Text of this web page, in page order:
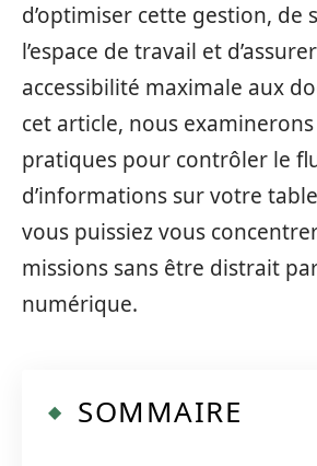
d’optimiser cette gestion, de
l’espace de travail et
accessibilité maximale aux
cet article, nous
pratiques pour contrôler le
d’informations sur votre
vous puissiez vous
missions sans être distrait
numérique.
SOMMAIRE